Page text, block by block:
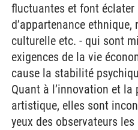
fluctuantes et font éclater
d’appartenance
culturelle etc. - qui sont
exigences de la vie
cause la stabilité
Quant à l’innovation et
artistique, elles sont
yeux des observateurs